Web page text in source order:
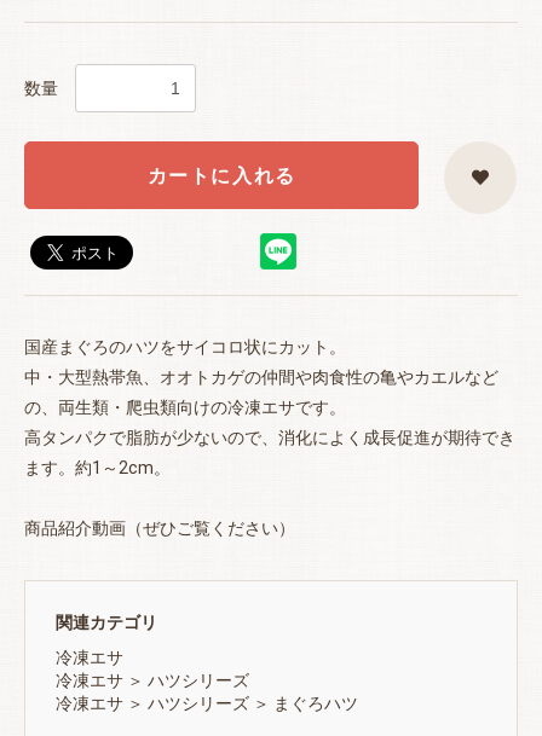
数量
カートに入れる
国産まぐろのハツをサイコロ状にカット。
中・大型熱帯魚、オオトカゲの仲間や肉食性の亀やカエルなど
の、両生類・爬虫類向けの冷凍エサです。
高タンパクで脂肪が少ないので、消化によく成長促進が期待でき
ます。約1～2cm。
商品紹介動画（ぜひご覧ください）
関連カテゴリ
冷凍エサ
冷凍エサ ＞ ハツシリーズ
冷凍エサ ＞ ハツシリーズ ＞ まぐろハツ